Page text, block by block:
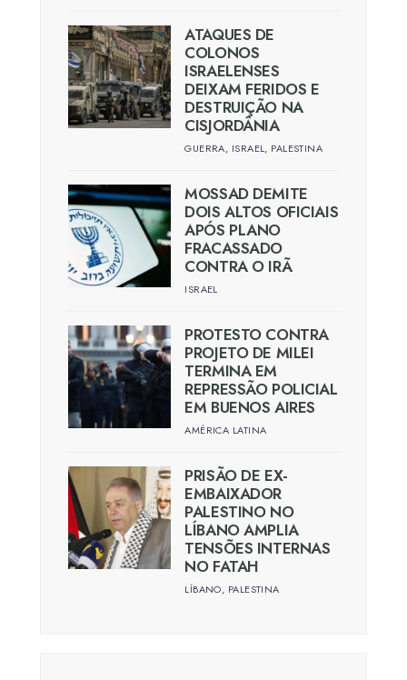
ATAQUES DE
COLONOS
ISRAELENSES
DEIXAM FERIDOS E
DESTRUIÇÃO NA
CISJORDÂNIA
GUERRA, ISRAEL, PALESTINA
MOSSAD DEMITE
DOIS ALTOS OFICIAIS
APÓS PLANO
FRACASSADO
CONTRA O IRÃ
ISRAEL
PROTESTO CONTRA
PROJETO DE MILEI
TERMINA EM
REPRESSÃO POLICIAL
EM BUENOS AIRES
AMÉRICA LATINA
PRISÃO DE EX-
EMBAIXADOR
PALESTINO NO
LÍBANO AMPLIA
TENSÕES INTERNAS
NO FATAH
LÍBANO, PALESTINA